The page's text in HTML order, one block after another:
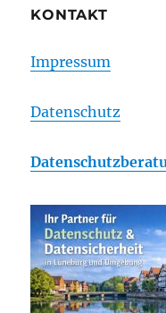
KONTAKT
Impressum
Datenschutz